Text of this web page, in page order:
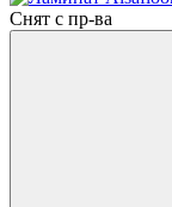
Снят с пр-ва